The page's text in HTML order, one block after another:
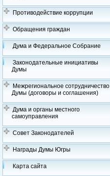
Противодействие коррупции
Обращения граждан
Дума и Федеральное Собрание
Законодательные инициативы
Думы
Межрегиональное сотрудничество
Думы (договоры и соглашения)
Дума и органы местного
самоуправления
Совет Законодателей
Награды Думы Югры
Карта сайта